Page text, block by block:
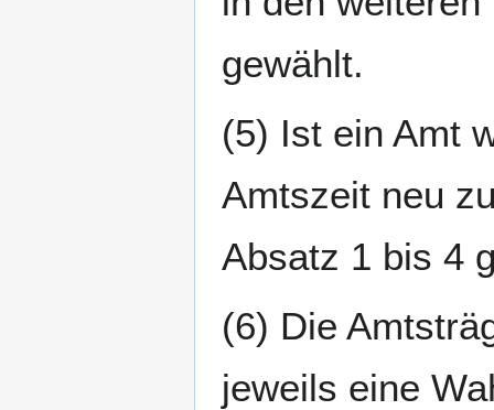
gewählt.
(5) Ist ein Amt
Amtszeit neu
Absatz 1 bis 4
(6) Die
jeweils eine